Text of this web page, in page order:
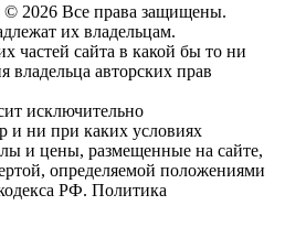
2026 Все права защищены.
их владельцам.
частей сайта в какой бы то ни
владельца авторских прав
исключительно
и ни при каких условиях
и цены, размещенные на сайте,
определяемой положениями
РФ. Политика